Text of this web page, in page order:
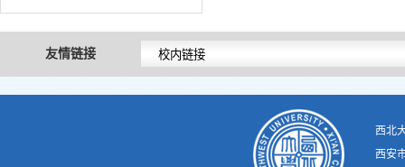
友情链接
西北
西安